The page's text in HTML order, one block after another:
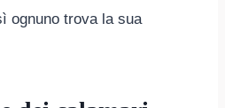
ognuno trova la sua